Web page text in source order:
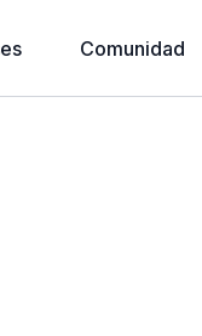
Comunidad